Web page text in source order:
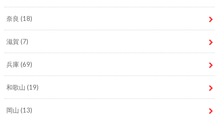
奈良 (18)
滋賀 (7)
兵庫(69)
和歌山 (19)
岡山 (13)